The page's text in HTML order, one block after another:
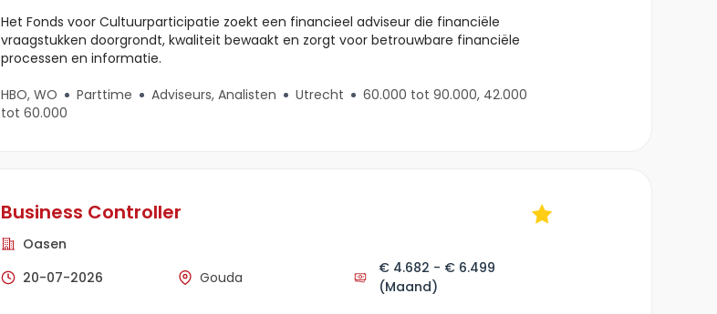
Het Fonds voor Cultuurparticipatie zoekt een financieel adviseur die financiële
vraagstukken doorgrondt, kwaliteit bewaakt en zorgt voor betrouwbare financiële
processen en informatie.
HBO, WO
Parttime Adviseurs, Analisten Utrecht
60.000 tot 90.000, 42.000
tot 60.000
Business Controller
Oasen
20-07-2026
Gouda
€ 4.682 - € 6.499
(Maand)